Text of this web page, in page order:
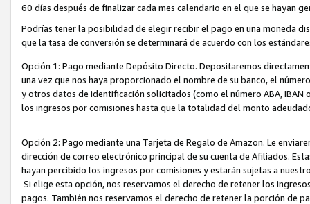
60 días después de finalizar cada mes calendario en el que se hayan
Podrías tener la posibilidad de elegir recibir el pago en una moneda
que la tasa de conversión se determinará de acuerdo con los
Opción 1: Pago mediante Depósito Directo. Depositaremos
una vez que nos haya proporcionado el nombre de su banco, el
y otros datos de identificación solicitados (como el número ABA,
los ingresos por comisiones hasta que la totalidad del monto
Opción 2: Pago mediante una Tarjeta de Regalo de Amazon. Le
dirección de correo electrónico principal de su cuenta de Afiliados.
hayan percibido los ingresos por comisiones y estarán sujetas a
Si elige esta opción, nos reservamos el derecho de retener los
pagos. También nos reservamos el derecho de retener la porción de